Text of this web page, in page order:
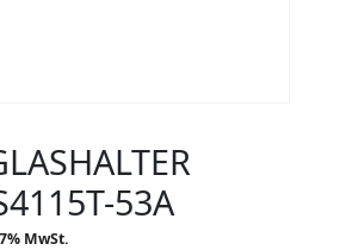
53A
MwSt.